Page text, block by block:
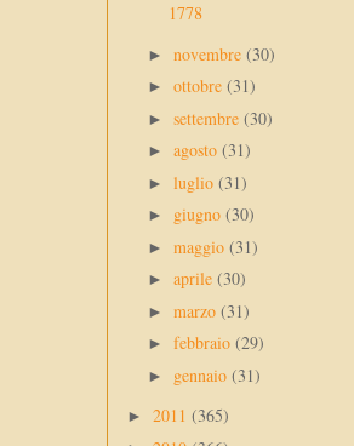
1778
► novembre (30)
► ottobre (31)
► settembre (30)
► agosto (31)
► luglio (31)
► giugno (30)
► maggio (31)
► aprile (30)
► marzo (31)
► febbraio (29)
► gennaio (31)
► 2011 (365)